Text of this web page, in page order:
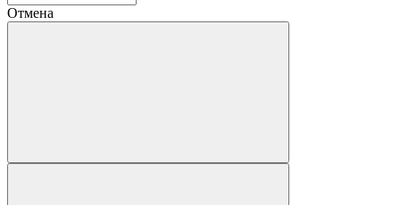
Отмена